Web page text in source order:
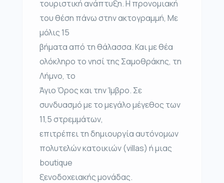
τουριστική ανάπτυξη. Η προνομιακή
του θέση πάνω στην ακτογραμμή, Με
μόλις 15
βήματα από τη θάλασσα. Και με θέα
ολόκληρο το νησί της Σαμοθράκης, τη
Λήμνο, το
Άγιο Όρος και την Ίμβρο. Σε
συνδυασμό με το μεγάλο μέγεθος των
11,5 στρεμμάτων,
επιτρέπει τη δημιουργία αυτόνομων
πολυτελών κατοικιών (villas) ή μιας
boutique
ξενοδοχειακής μονάδας.